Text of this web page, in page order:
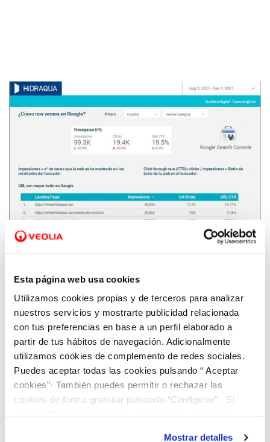
Esta página web usa cookies
Utilizamos cookies propias y de terceros para analizar
nuestros servicios y mostrarte publicidad relacionada
con tus preferencias en base a un perfil elaborado a
partir de tus hábitos de navegación. Adicionalmente
utilizamos cookies de complemento de redes sociales.
Puedes aceptar todas las cookies pulsando “ Aceptar
cookies”· También puedes permitir o rechazar las
cookies de forma granular pulsando “Configurar”. Si
Mostrar detalles
14 SEP 2021
analizar datos para tomar decisiones
inmediatas y adaptadas a la realidad actual’’